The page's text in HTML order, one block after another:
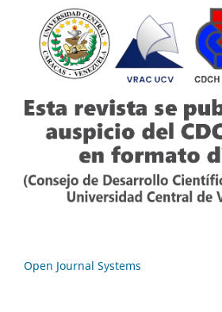
Open Journal Systems